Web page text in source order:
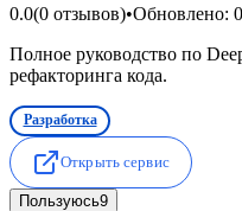
0.0(0 отзывов)•Обновлено:
Полное руководство по
рефакторинга кода.
Разработка
Открыть сервис
Пользуюсь9